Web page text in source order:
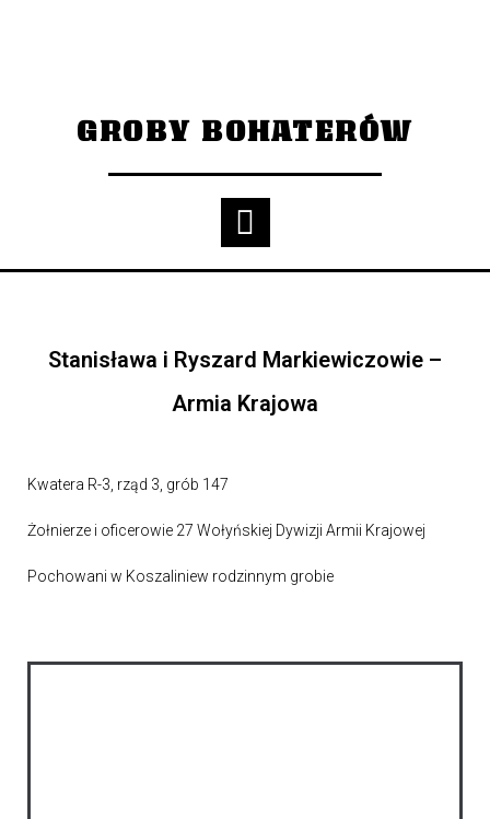
GROBY BOHATERÓW
Stanisława i Ryszard Markiewiczowie –
Armia Krajowa
Kwatera R-3, rząd 3, grób 147
Żołnierze i oficerowie 27 Wołyńskiej Dywizji Armii Krajowej
Pochowani w Koszaliniew rodzinnym grobie